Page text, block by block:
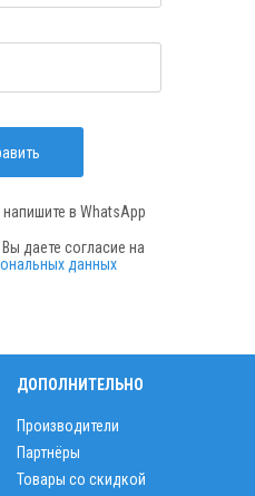
в WhatsApp
даете согласие на
данных
ДОПОЛНИТЕЛЬНО
Производители
Партнёры
Товары со скидкой